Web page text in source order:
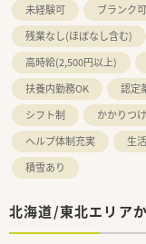
未経験可
ブランク可
残業なし(ほぼなし含む)
高時給(2,500円以上)
扶養内勤務OK
認定
シフト制
かかりつ
ヘルプ体制充実
生
積雪あり
北海道/東北エリア